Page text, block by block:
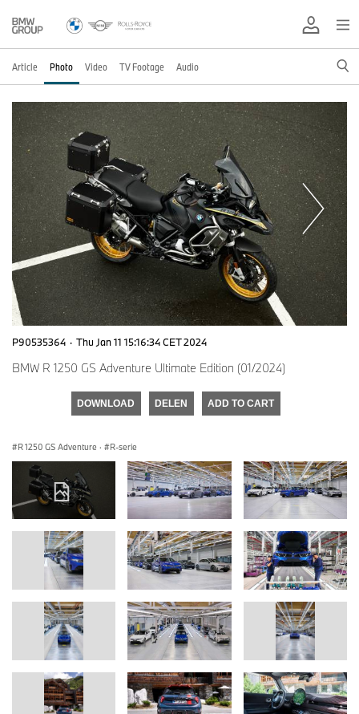
Article Photo Video TV Footage Audio
P90535364 · Thu Jan 11 15:16:34 CET 2024
BMW R 1250 GS Adventure Ultimate Edition (01/2024)
DOWNLOAD DELEN ADD TO CART
R 1250 GS Adventure · R-serie